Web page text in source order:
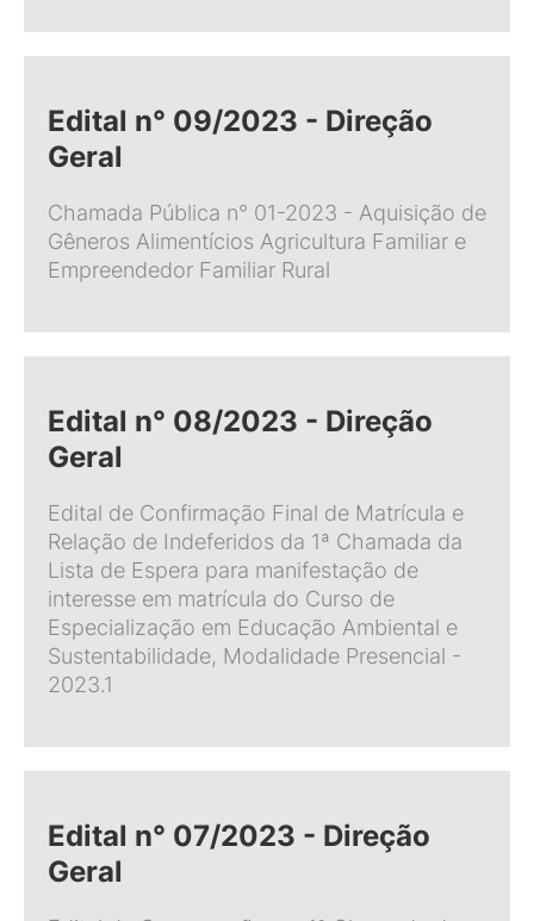
Edital n° 09/2023 - Direção
Geral
Chamada Pública n° 01-2023 - Aquisição de
Gêneros Alimentícios Agricultura Familiar e
Empreendedor Familiar Rural
Edital n° 08/2023 - Direção
Geral
Edital de Confirmação Final de Matrícula e
Relação de Indeferidos da 1ª Chamada da
Lista de Espera para manifestação de
interesse em matrícula do Curso de
Especialização em Educação Ambiental e
Sustentabilidade, Modalidade Presencial -
2023.1
Edital n° 07/2023 - Direção
Geral